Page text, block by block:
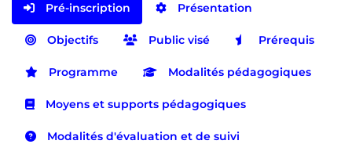
Pré-inscription Présentation
Objectifs Public visé Prérequis
Programme Modalités pédagogiques
Moyens et supports pédagogiques
Modalités d'évaluation et de suivi